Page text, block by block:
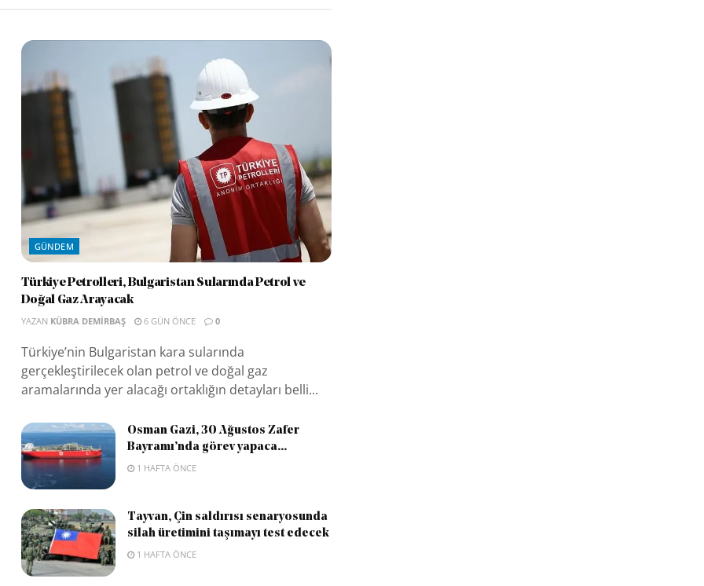
GÜNDEM
Türkiye Petrolleri, Bulgaristan Sularında Petrol ve
Doğal Gaz Arayacak
YAZAN KÜBRA DEMIRBAŞ 6 GÜN ÖNCE 0
Türkiye’nin Bulgaristan kara sularında
gerçekleştirilecek olan petrol ve doğal gaz
aramalarında yer alacağı ortaklığın detayları belli...
Osman Gazi, 30 Ağustos Zafer
Bayramı’nda görev yapaca...
1 HAFTA ÖNCE
Tayvan, Çin saldırısı senaryosunda
silah üretimini taşımayı test edecek
1 HAFTA ÖNCE